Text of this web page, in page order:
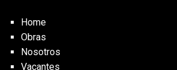
Home
Obras
Nosotros
Vacantes